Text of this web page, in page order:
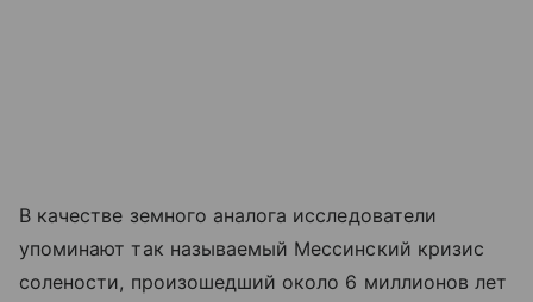
В качестве земного аналога исследователи
упоминают так называемый Мессинский кризис
солености, произошедший около 6 миллионов лет